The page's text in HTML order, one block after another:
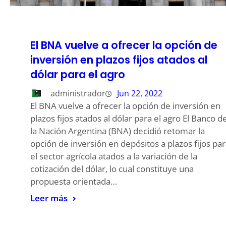
El BNA vuelve a ofrecer la opción de
inversión en plazos fijos atados al
dólar para el agro
administrador Jun 22, 2022
El BNA vuelve a ofrecer la opción de inversión en
plazos fijos atados al dólar para el agro El Banco
la Nación Argentina (BNA) decidió retomar la
opción de inversión en depósitos a plazos fijos
el sector agrícola atados a la variación de la
cotización del dólar, lo cual constituye una
propuesta orientada…
Leer más